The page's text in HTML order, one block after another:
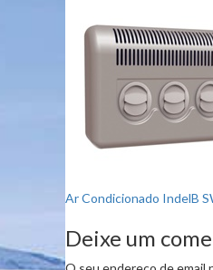
Navegação
de
artigos
Ar Condicionado IndelB
Deixe um